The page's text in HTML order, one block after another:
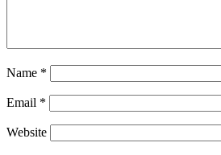
Name *
Email *
Website